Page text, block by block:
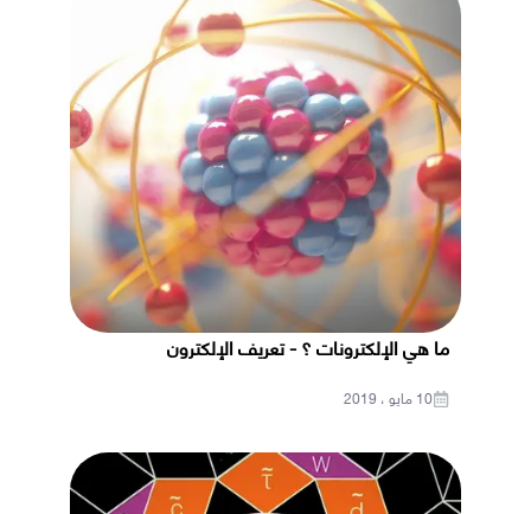
ما هي الإلكترونات ؟ - تعريف الإلكترون
10 مايو ، 2019